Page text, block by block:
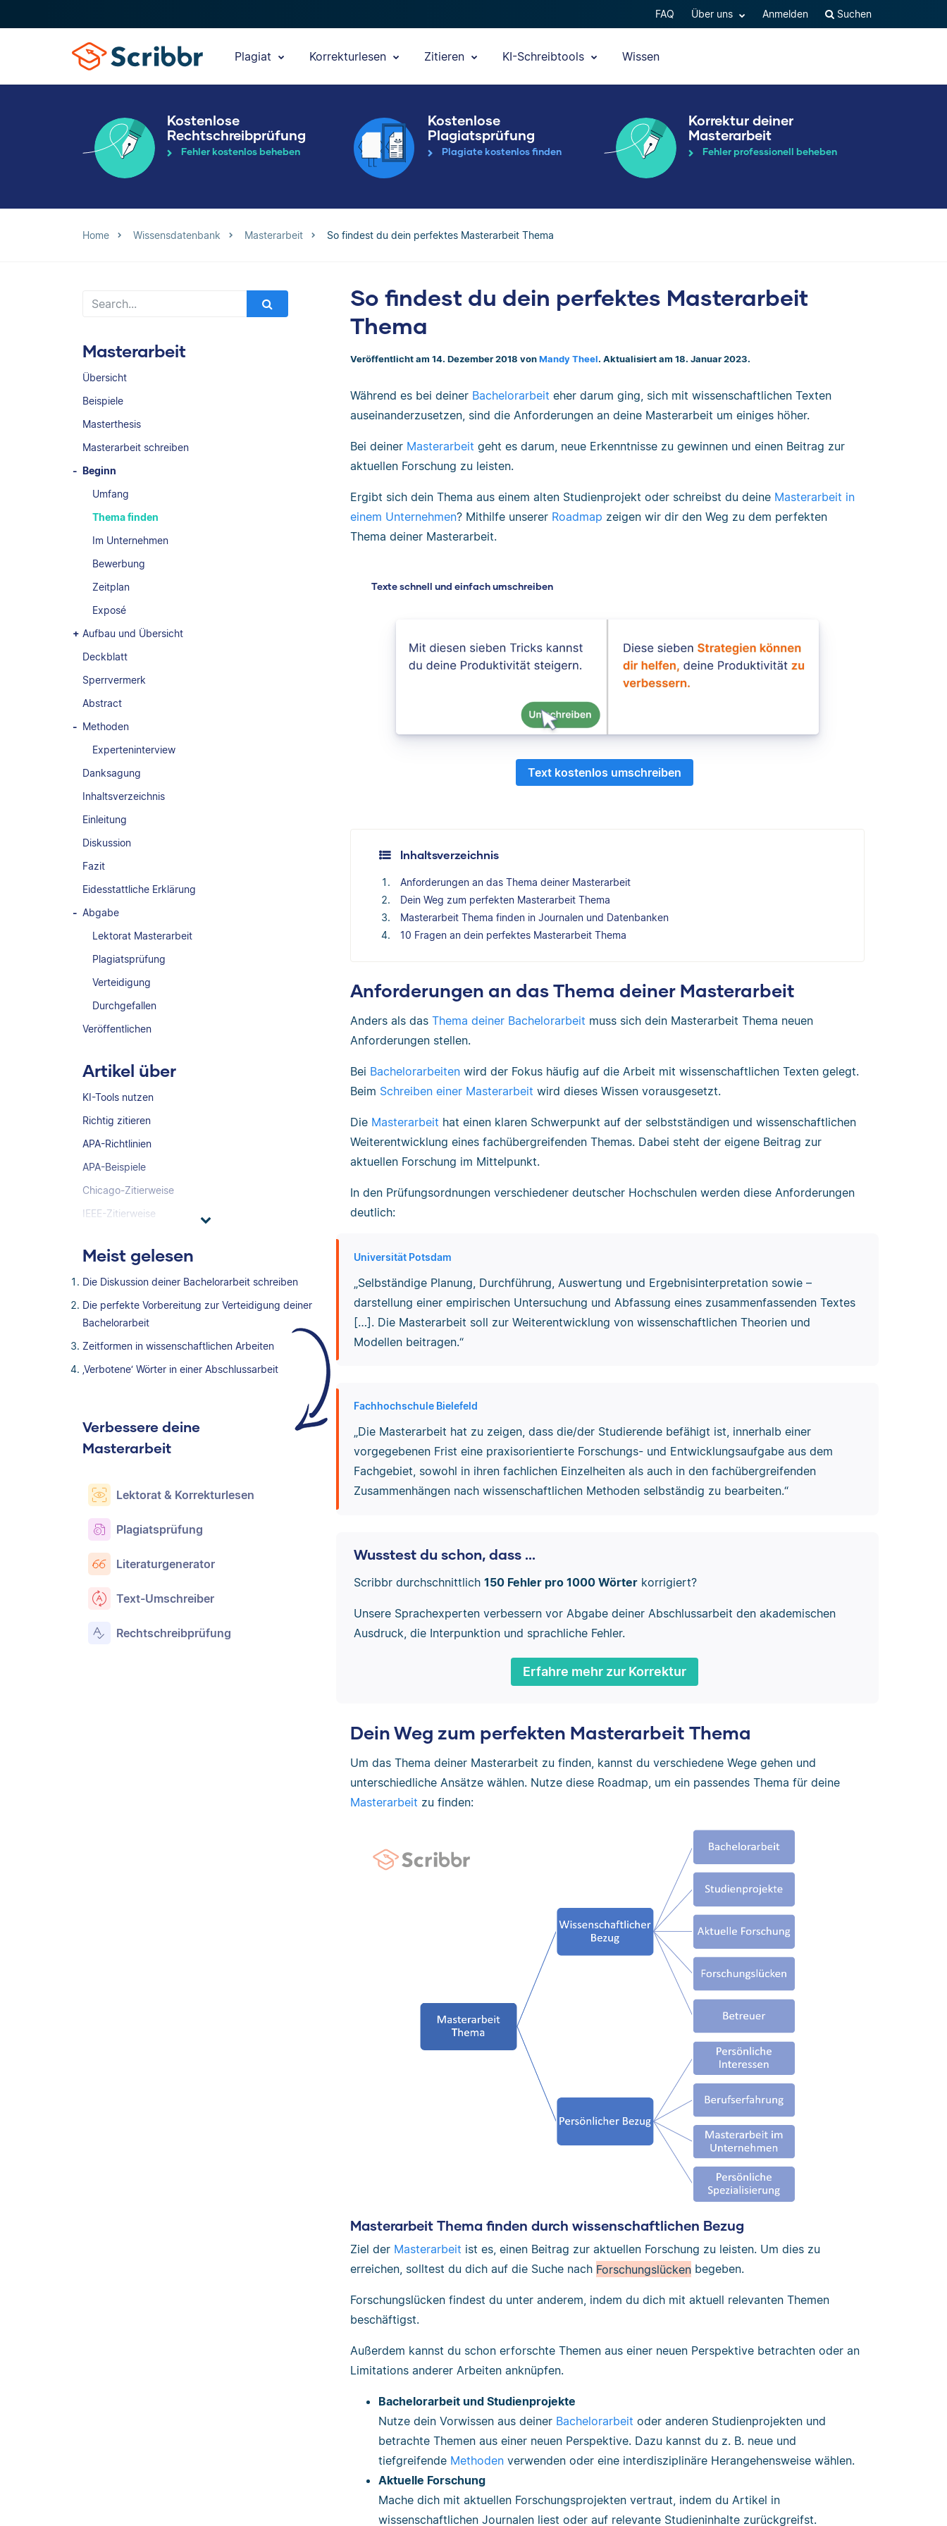
FAQ Über uns Anmelden Suchen
Plagiat Korrekturlesen Zitieren KI-Schreibtools Wissen
Kostenlose
Rechtschreibprüfung
Fehler kostenlos beheben
Kostenlose
Plagiatsprüfung
Plagiate kostenlos finden
Korrektur deiner
Masterarbeit
Fehler professionell beheben
Home Wissensdatenbank Masterarbeit So findest du dein perfektes Masterarbeit Thema
Masterarbeit
Übersicht
Beispiele
Masterthesis
Masterarbeit schreiben
Beginn
Umfang
Thema finden
Im Unternehmen
Bewerbung
Zeitplan
Exposé
Aufbau und Übersicht
Deckblatt
Sperrvermerk
Abstract
Methoden
Experteninterview
Danksagung
Inhaltsverzeichnis
Einleitung
Diskussion
Fazit
Eidesstattliche Erklärung
Abgabe
Lektorat Masterarbeit
Plagiatsprüfung
Verteidigung
Durchgefallen
Veröffentlichen
Artikel über
KI-Tools nutzen
Richtig zitieren
APA-Richtlinien
APA-Beispiele
Chicago-Zitierweise
IEEE-Zitierweise
Meist gelesen
Die Diskussion deiner Bachelorarbeit schreiben
Die perfekte Vorbereitung zur Verteidigung deiner
Bachelorarbeit
Zeitformen in wissenschaftlichen Arbeiten
‚Verbotene‘ Wörter in einer Abschlussarbeit
Verbessere deine
Masterarbeit
Lektorat & Korrekturlesen
Plagiatsprüfung
Literaturgenerator
Text-Umschreiber
Rechtschreibprüfung
So findest du dein perfektes Masterarbeit
Thema
Veröffentlicht am 14. Dezember 2018 von Mandy Theel. Aktualisiert am 18. Januar 2023.
Während es bei deiner Bachelorarbeit eher darum ging, sich mit wissenschaftlichen Texten
auseinanderzusetzen, sind die Anforderungen an deine Masterarbeit um einiges höher.
Bei deiner Masterarbeit geht es darum, neue Erkenntnisse zu gewinnen und einen Beitrag zur
aktuellen Forschung zu leisten.
Ergibt sich dein Thema aus einem alten Studienprojekt oder schreibst du deine Masterarbeit in
einem Unternehmen? Mithilfe unserer Roadmap zeigen wir dir den Weg zu dem perfekten
Thema deiner Masterarbeit.
Texte schnell und einfach umschreiben
Text kostenlos umschreiben
Inhaltsverzeichnis
Anforderungen an das Thema deiner Masterarbeit
Dein Weg zum perfekten Masterarbeit Thema
Masterarbeit Thema finden in Journalen und Datenbanken
10 Fragen an dein perfektes Masterarbeit Thema
Anforderungen an das Thema deiner Masterarbeit
Anders als das Thema deiner Bachelorarbeit muss sich dein Masterarbeit Thema neuen
Anforderungen stellen.
Bei Bachelorarbeiten wird der Fokus häufig auf die Arbeit mit wissenschaftlichen Texten gelegt.
Beim Schreiben einer Masterarbeit wird dieses Wissen vorausgesetzt.
Die Masterarbeit hat einen klaren Schwerpunkt auf der selbstständigen und wissenschaftlichen
Weiterentwicklung eines fachübergreifenden Themas. Dabei steht der eigene Beitrag zur
aktuellen Forschung im Mittelpunkt.
In den Prüfungsordnungen verschiedener deutscher Hochschulen werden diese Anforderungen
deutlich:
Universität Potsdam
„Selbständige Planung, Durchführung, Auswertung und Ergebnisinterpretation sowie –
darstellung einer empirischen Untersuchung und Abfassung eines zusammenfassenden Textes
[…]. Die Masterarbeit soll zur Weiterentwicklung von wissenschaftlichen Theorien und
Modellen beitragen.“
Fachhochschule Bielefeld
„Die Masterarbeit hat zu zeigen, dass die/der Studierende befähigt ist, innerhalb einer
vorgegebenen Frist eine praxisorientierte Forschungs- und Entwicklungsaufgabe aus dem
Fachgebiet, sowohl in ihren fachlichen Einzelheiten als auch in den fachübergreifenden
Zusammenhängen nach wissenschaftlichen Methoden selbständig zu bearbeiten.“
Wusstest du schon, dass ...
Scribbr durchschnittlich 150 Fehler pro 1000 Wörterkorrigiert?
Unsere Sprachexperten verbessern vor Abgabe deiner Abschlussarbeit den akademischen
Ausdruck, die Interpunktion und sprachliche Fehler.
Erfahre mehr zur Korrektur
Dein Weg zum perfekten Masterarbeit Thema
Um das Thema deiner Masterarbeit zu finden, kannst du verschiedene Wege gehen und
unterschiedliche Ansätze wählen. Nutze diese Roadmap, um ein passendes Thema für deine
Masterarbeit zu finden:
Masterarbeit Thema finden durch wissenschaftlichen Bezug
Ziel der Masterarbeit ist es, einen Beitrag zur aktuellen Forschung zu leisten. Um dies zu
erreichen, solltest du dich auf die Suche nach Forschungslücken begeben.
Forschungslücken findest du unter anderem, indem du dich mit aktuell relevanten Themen
beschäftigst.
Außerdem kannst du schon erforschte Themen aus einer neuen Perspektive betrachten oder an
Limitations anderer Arbeiten anknüpfen.
Bachelorarbeit und Studienprojekte
Nutze dein Vorwissen aus deiner Bachelorarbeit oder anderen Studienprojekten und
betrachte Themen aus einer neuen Perspektive. Dazu kannst du z. B. neue und
tiefgreifende Methoden verwenden oder eine interdisziplinäre Herangehensweise wählen.
Aktuelle Forschung
Mache dich mit aktuellen Forschungsprojekten vertraut, indem du Artikel in
wissenschaftlichen Journalen liest oder auf relevante Studieninhalte zurückgreifst.